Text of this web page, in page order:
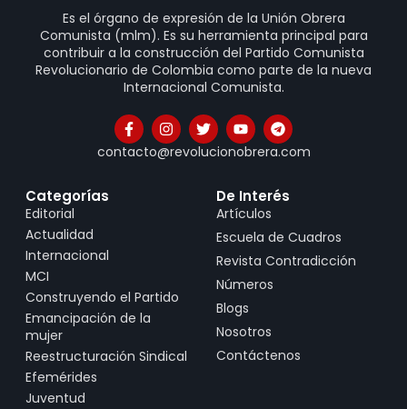
Es el órgano de expresión de la Unión Obrera
Comunista (mlm). Es su herramienta principal para
contribuir a la construcción del Partido Comunista
Revolucionario de Colombia como parte de la nueva
Internacional Comunista.
contacto@revolucionobrera.com
Categorías
Editorial
Actualidad
Internacional
MCI
Construyendo el Partido
Emancipación de la
mujer
Reestructuración Sindical
Efemérides
Juventud
De Interés
Artículos
Escuela de Cuadros
Revista Contradicción
Números
Blogs
Nosotros
Contáctenos